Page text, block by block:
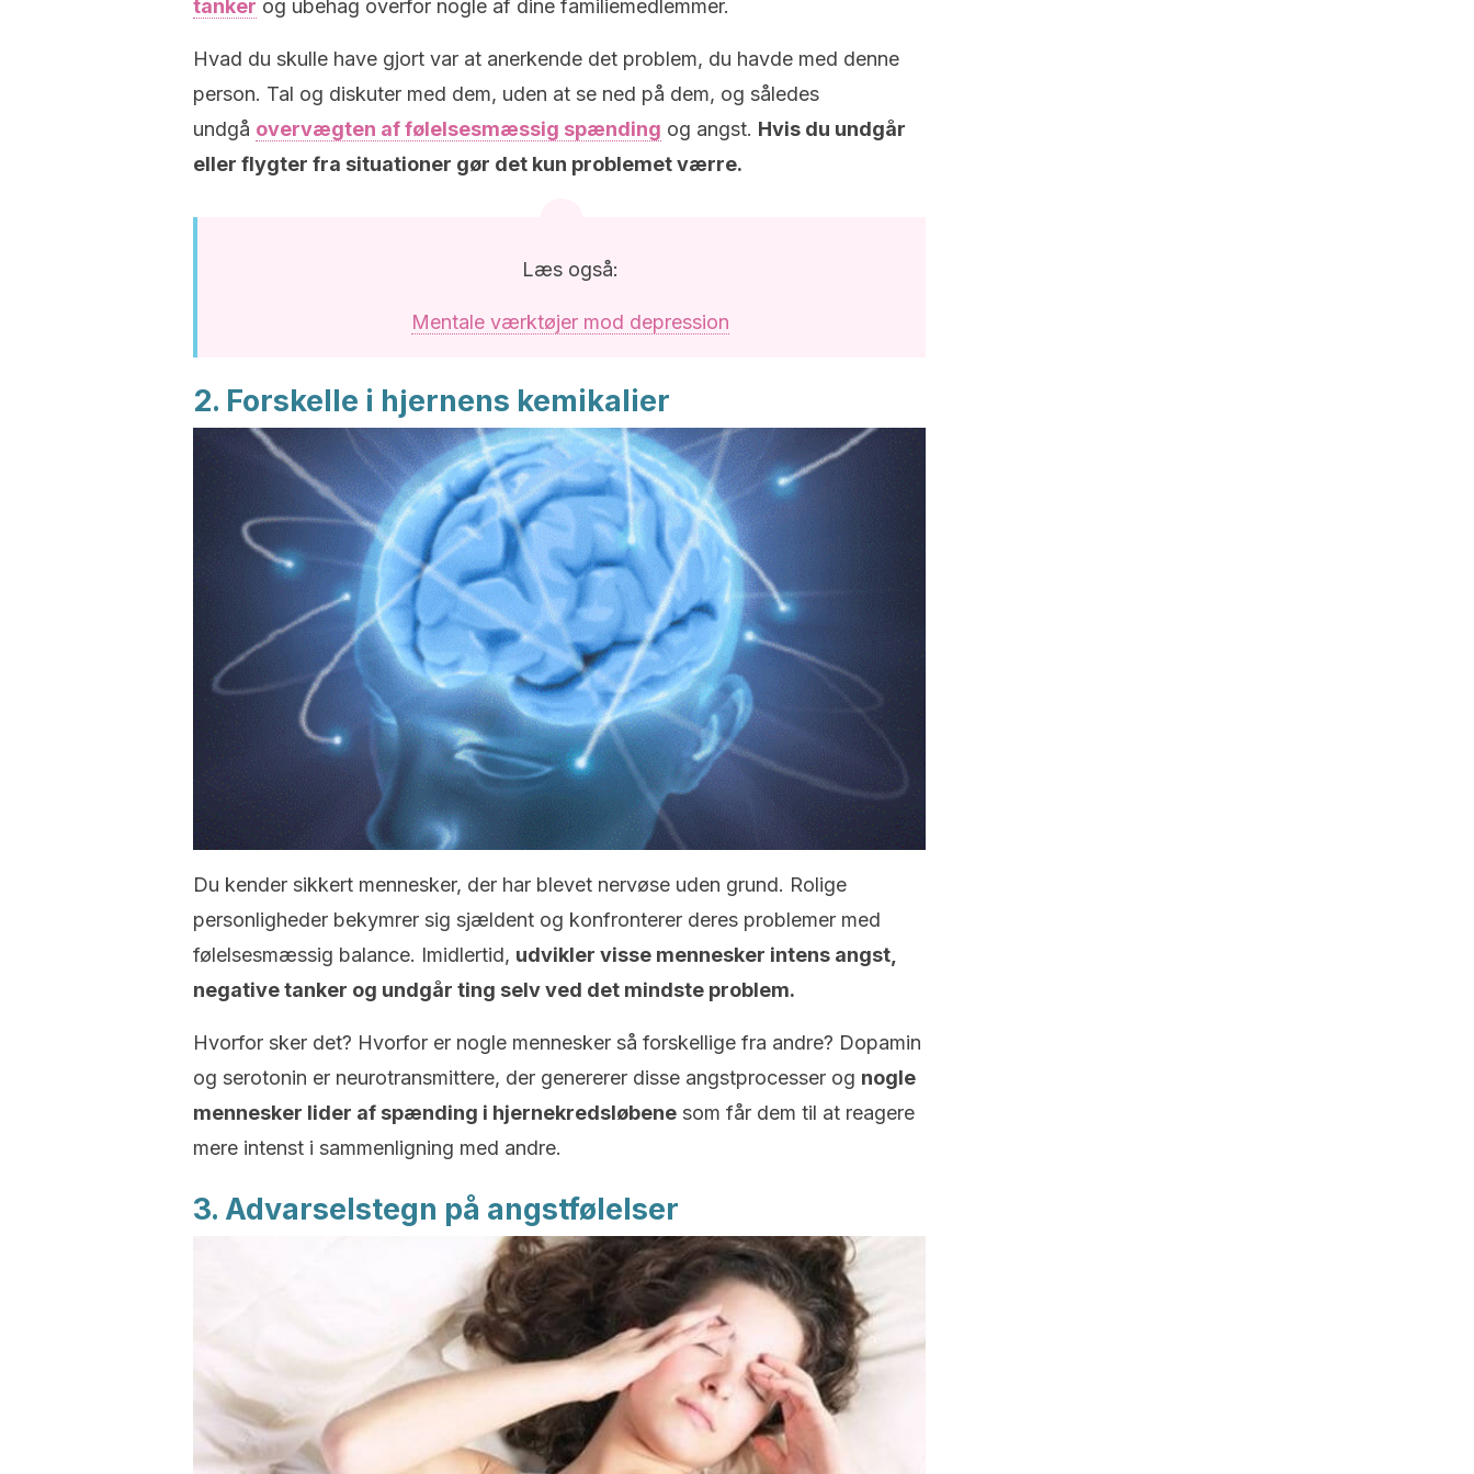
tanker og ubehag overfor nogle af dine familiemedlemmer.
Hvad du skulle have gjort var at anerkende det problem, du havde med denne
person. Tal og diskuter med dem, uden at se ned på dem, og således
undgå overvægten af følelsesmæssig spænding og angst. Hvis du undgår
eller flygter fra situationer gør det kun problemet værre.
Læs også:
Mentale værktøjer mod depression
2. Forskelle i hjernens kemikalier
Du kender sikkert mennesker, der har blevet nervøse uden grund. Rolige
personligheder bekymrer sig sjældent og konfronterer deres problemer med
følelsesmæssig balance. Imidlertid, udvikler visse mennesker intens angst,
negative tanker og undgår ting selv ved det mindste problem.
Hvorfor sker det? Hvorfor er nogle mennesker så forskellige fra andre? Dopamin
og serotonin er neurotransmittere, der genererer disse angstprocesser og nogle
mennesker lider af spænding i hjernekredsløbene som får dem til at reagere
mere intenst i sammenligning med andre.
3. Advarselstegn på angstfølelser